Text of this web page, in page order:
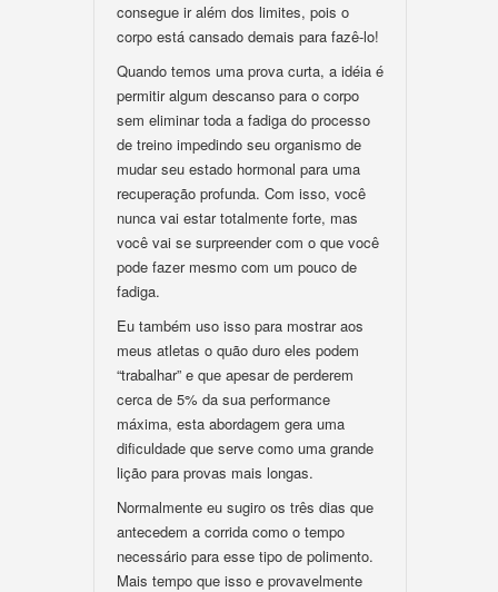
consegue ir além dos limites, pois o
corpo está cansado demais para fazê-lo!
Quando temos uma prova curta, a idéia é
permitir algum descanso para o corpo
sem eliminar toda a fadiga do processo
de treino impedindo seu organismo de
mudar seu estado hormonal para uma
recuperação profunda. Com isso, você
nunca vai estar totalmente forte, mas
você vai se surpreender com o que você
pode fazer mesmo com um pouco de
fadiga.
Eu também uso isso para mostrar aos
meus atletas o quão duro eles podem
“trabalhar” e que apesar de perderem
cerca de 5% da sua performance
máxima, esta abordagem gera uma
dificuldade que serve como uma grande
lição para provas mais longas.
Normalmente eu sugiro os três dias que
antecedem a corrida como o tempo
necessário para esse tipo de polimento.
Mais tempo que isso e provavelmente